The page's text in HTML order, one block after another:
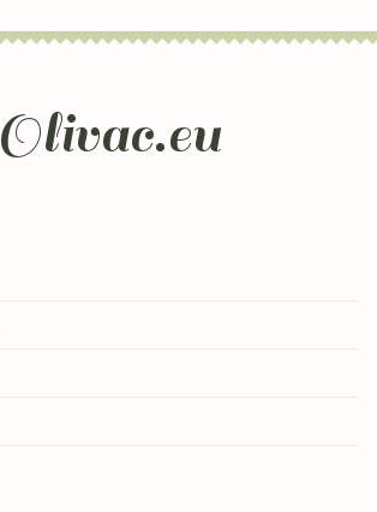
Olivac.eu